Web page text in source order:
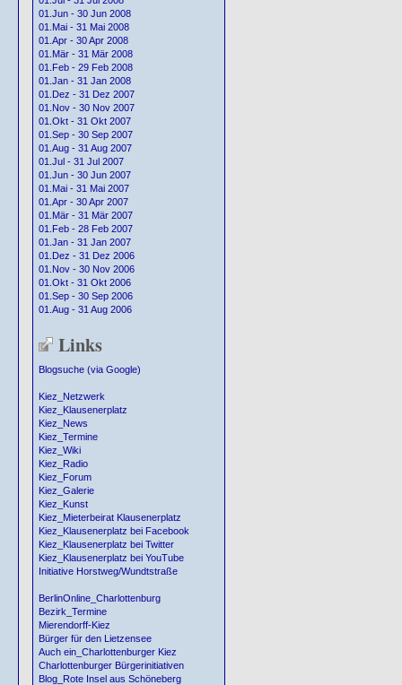
01.Jun - 30 Jun 2008
01.Mai - 31 Mai 2008
01.Apr - 30 Apr 2008
01.Mär - 31 Mär 2008
01.Feb - 29 Feb 2008
01.Jan - 31 Jan 2008
01.Dez - 31 Dez 2007
01.Nov - 30 Nov 2007
01.Okt - 31 Okt 2007
01.Sep - 30 Sep 2007
01.Aug - 31 Aug 2007
01.Jul - 31 Jul 2007
01.Jun - 30 Jun 2007
01.Mai - 31 Mai 2007
01.Apr - 30 Apr 2007
01.Mär - 31 Mär 2007
01.Feb - 28 Feb 2007
01.Jan - 31 Jan 2007
01.Dez - 31 Dez 2006
01.Nov - 30 Nov 2006
01.Okt - 31 Okt 2006
01.Sep - 30 Sep 2006
01.Aug - 31 Aug 2006
Links
Blogsuche (via Google)
Kiez_Netzwerk
Kiez_Klausenerplatz
Kiez_News
Kiez_Termine
Kiez_Wiki
Kiez_Radio
Kiez_Forum
Kiez_Galerie
Kiez_Kunst
Kiez_Mieterbeirat Klausenerplatz
Kiez_Klausenerplatz bei Facebook
Kiez_Klausenerplatz bei Twitter
Kiez_Klausenerplatz bei YouTube
Initiative Horstweg/Wundtstraße
BerlinOnline_Charlottenburg
Bezirk_Termine
Mierendorff-Kiez
Bürger für den Lietzensee
Auch ein_Charlottenburger Kiez
Charlottenburger Bürgerinitiativen
Blog_Rote Insel aus Schöneberg